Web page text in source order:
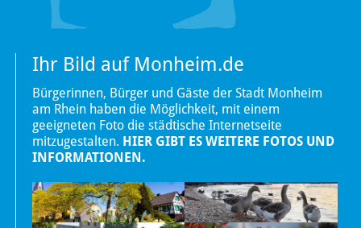
Ihr Bild auf Monheim.de
Bürgerinnen, Bürger und Gäste der Stadt Monheim
am Rhein haben die Möglichkeit, mit einem
geeigneten Foto die städtische Internetseite
mitzugestalten. HIER GIBT ES WEITERE FOTOS UND
INFORMATIONEN.